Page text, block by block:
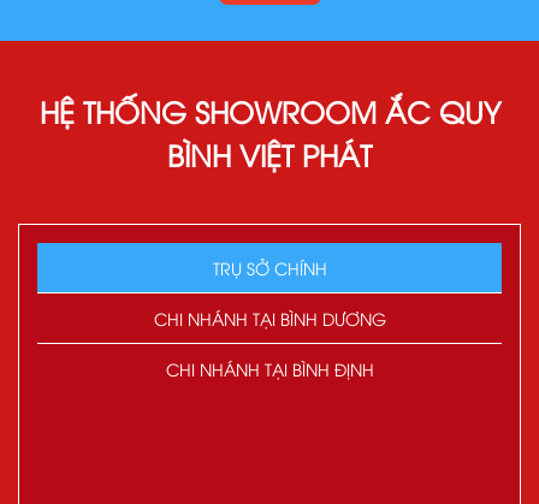
HỆ THỐNG SHOWROOM ẮC QUY
BÌNH VIỆT PHÁT
TRỤ SỞ CHÍNH
CHI NHÁNH TẠI BÌNH DƯƠNG
CHI NHÁNH TẠI BÌNH ĐỊNH